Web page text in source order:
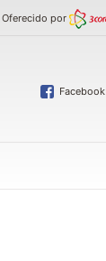
Oferecido por
Facebook